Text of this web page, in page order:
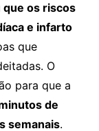
que os riscos
e infarto
que
O
para que a
de
semanais.